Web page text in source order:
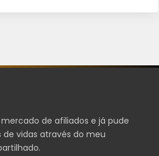
de afiliados e já pude
vidas através do meu